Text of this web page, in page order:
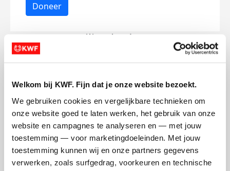
Welkom bij KWF. Fijn dat je onze website bezoekt.
We gebruiken cookies en vergelijkbare technieken om
onze website goed te laten werken, het gebruik van onze
website en campagnes te analyseren en — met jouw
toestemming — voor marketingdoeleinden. Met jouw
toestemming kunnen wij en onze partners gegevens
verwerken, zoals surfgedrag, voorkeuren en technische
Doneer
Filiz's badges